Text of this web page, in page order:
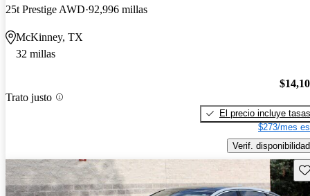
25t Prestige AWD 92,996 millas
McKinney, TX
32 millas
Trato justo
El precio incluye tasas
$273/mes
Verif. disponibilidad